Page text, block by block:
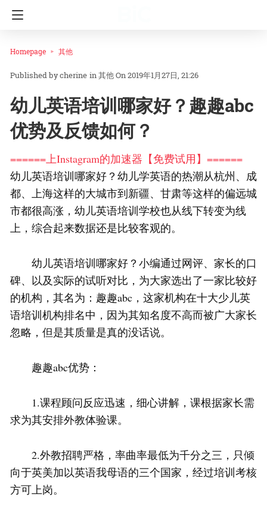
Homepage 其他
cherine in其他On 2019年1月27日, 21:26
幼儿英语培训哪家好？趣趣abc
优势及反馈如何？
======上Instagram的加速器【免费试用】======
幼儿英语培训哪家好？幼儿学英语的热潮从杭州、成
都、上海这样的大城市到新疆、甘肃等这样的偏远城
市都很高涨，幼儿英语培训学校也从线下转变为线
上，综合起来数据还是比较客观的。
幼儿英语培训哪家好？小编通过网评、家长的口
碑、以及实际的试听对比，为大家选出了一家比较好
的机构，其名为：趣趣abc，这家机构在十大少儿英
语培训机构排名中，因为其知名度不高而被广大家长
忽略，但是其质量是真的没话说。
趣趣abc优势：
1.课程顾问反应迅速，细心讲解，课根据家长需
求为其安排外教体验课。
2.外教招聘严格，率曲率最低为千分之三，只倾
向于英美加以英语我母语的三个国家，经过培训考核
方可上岗。